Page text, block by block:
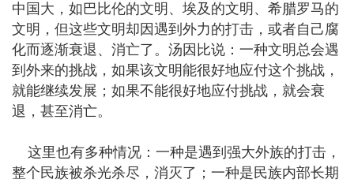
中国大，如巴比伦的文明、埃及的文明、希腊罗马的
文明，但这些文明却因遇到外力的打击，或者自己腐
化而逐渐衰退、消亡了。汤因比说：一种文明总会遇
到外来的挑战，如果该文明能很好地应付这个挑战，
就能继续发展；如果不能很好地应付挑战，就会衰
退，甚至消亡。
这里也有多种情况：一种是遇到强大外族的打击，
整个民族被杀光杀尽，消灭了；一种是民族内部长期